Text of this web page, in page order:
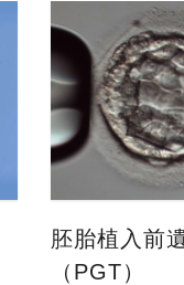
胚胎植入前
（PGT）